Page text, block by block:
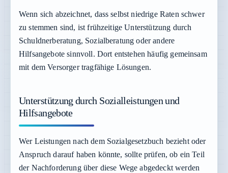
Wenn sich abzeichnet, dass selbst niedrige Raten schwer
zu stemmen sind, ist frühzeitige Unterstützung durch
Schuldnerberatung, Sozialberatung oder andere
Hilfsangebote sinnvoll. Dort entstehen häufig gemeinsam
mit dem Versorger tragfähige Lösungen.
Unterstützung durch Sozialleistungen und
Hilfsangebote
Wer Leistungen nach dem Sozialgesetzbuch bezieht oder
Anspruch darauf haben könnte, sollte prüfen, ob ein Teil
der Nachforderung über diese Wege abgedeckt werden